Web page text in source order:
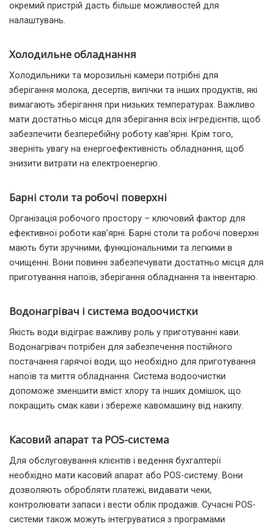
окремий пристрій дасть більше можливостей для
налаштувань.
Холодильне обладнання
Холодильники та морозильні камери потрібні для
зберігання молока, десертів, випічки та інших продуктів, які
вимагають зберігання при низьких температурах. Важливо
мати достатньо місця для зберігання всіх інгредієнтів, щоб
забезпечити безперебійну роботу кав’ярні. Крім того,
зверніть увагу на енергоефективність обладнання, щоб
знизити витрати на електроенергію.
Барні столи та робочі поверхні
Організація робочого простору – ключовий фактор для
ефективної роботи кав’ярні. Барні столи та робочі поверхні
мають бути зручними, функціональними та легкими в
очищенні. Вони повинні забезпечувати достатньо місця для
приготування напоїв, зберігання обладнання та інвентарю.
Водонагрівач і система водоочистки
Якість води відіграє важливу роль у приготуванні кави.
Водонагрівач потрібен для забезпечення постійного
постачання гарячої води, що необхідно для приготування
напоїв та миття обладнання. Система водоочистки
допоможе зменшити вміст хлору та інших домішок, що
покращить смак кави і збереже кавомашину від накипу.
Касовий апарат та POS-система
Для обслуговування клієнтів і ведення бухгалтерії
необхідно мати касовий апарат або POS-систему. Вони
дозволяють обробляти платежі, видавати чеки,
контролювати запаси і вести облік продажів. Сучасні POS-
системи також можуть інтегруватися з програмами